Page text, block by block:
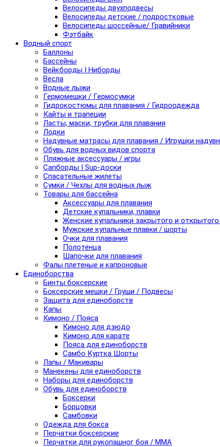
Велосипеды двухподвесы
Велосипеды детские / подростковые
Велосипеды шоссейные/ Гравийники
Фэтбайк
Водный спорт
Баллоны
Бассейны
Вейкборды I Ниборды
Вёсла
Водные лыжи
Гермомешки / Гермосумки
Гидрокостюмы для плавания / Гидроодежда
Кайты и трапеции
Ласты, маски, трубки для плавания
Лодки
Надувные матрасы для плавания / Игрушки
Обувь для водных видов спорта
Пляжные аксессуары / игры
Сапборды I Sup-доски
Спасательные жилеты
Сумки / Чехлы для водных лыж
Товары для бассейна
Аксессуары для плавания
Детские купальники, плавки
Женские купальники закрытого и
Мужские купальные плавки / шорты
Очки для плавания
Полотенца
Шапочки для плавания
Фалы плетеные и капроновые
Единоборства
Бинты боксерские
Боксерские мешки / Груши / Подвесы
Защита для единоборств
Капы
Кимоно / Пояса
Кимоно для дзюдо
Кимоно для карате
Пояса для единоборств
Самбо Куртка Шорты
Лапы / Макивары
Манекены для единоборств
Наборы для единоборств
Обувь для единоборств
Боксерки
Борцовки
Самбовки
Одежда для бокса
Перчатки боксерские
Перчатки для рукопашног боя / ММА